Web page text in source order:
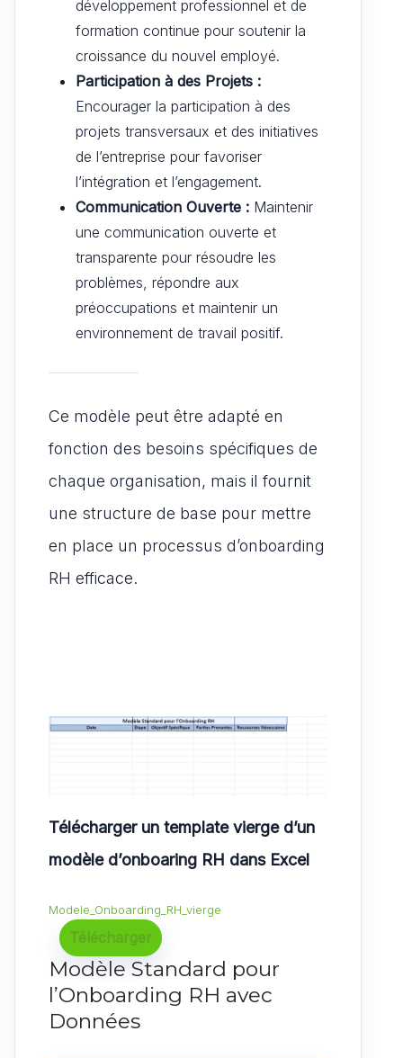
développement professionnel et de
formation continue pour soutenir la
croissance du nouvel employé.
Participation à des Projets :
Encourager la participation à des
projets transversaux et des initiatives
de l’entreprise pour favoriser
l’intégration et l’engagement.
Communication Ouverte : Maintenir
une communication ouverte et
transparente pour résoudre les
problèmes, répondre aux
préoccupations et maintenir un
environnement de travail positif.
Ce modèle peut être adapté en
fonction des besoins spécifiques de
chaque organisation, mais il fournit
une structure de base pour mettre
en place un processus d’onboarding
RH efficace.
Télécharger un template vierge d’un
modèle d’onboaring RH dans Excel
Modele_Onboarding_RH_vierge
Télécharger
Modèle Standard pour
l’Onboarding RH avec
Données